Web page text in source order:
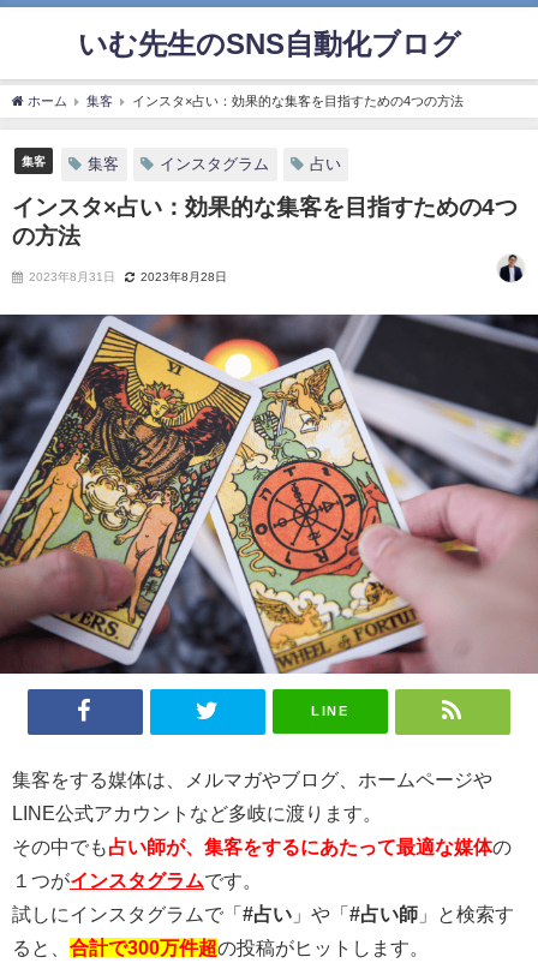
いむ先生のSNS自動化ブログ
ホーム 集客 インスタ×占い：効果的な集客を目指すための4つの方法
集客 集客 インスタグラム 占い
インスタ×占い：効果的な集客を目指すための4つ
の方法
2023年8月31日 2023年8月28日
LINE
集客をする媒体は、メルマガやブログ、ホームページや
LINE公式アカウントなど多岐に渡ります。
その中でも占い師が、集客をするにあたって最適な媒体の
１つがインスタグラムです。
試しにインスタグラムで「 #占い 」や「 #占い師 」と検索す
ると、 合計で300万件超の投稿がヒットします。